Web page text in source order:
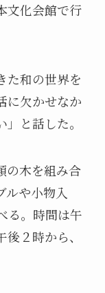
文化会館で行
た和の世界を
に欠かせなか
と話した。
の木を組み合
ルや小物入
る。時間は午
２時から、